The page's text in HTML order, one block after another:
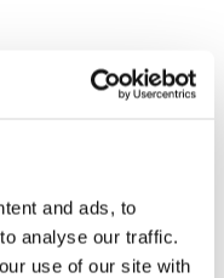
and ads, to
analyse our traffic.
use of our site with